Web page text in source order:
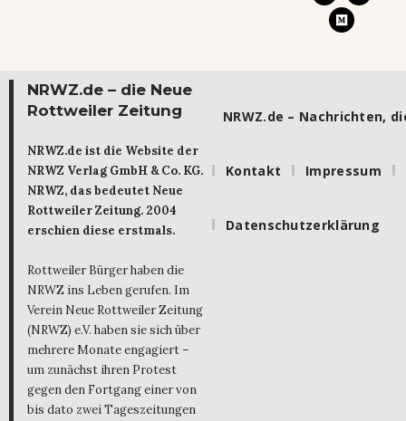
NRWZ.de – die Neue
Rottweiler Zeitung
NRWZ.de ist die Website der
NRWZ Verlag GmbH & Co. KG.
NRWZ, das bedeutet Neue
Rottweiler Zeitung. 2004
erschien diese erstmals.
Rottweiler Bürger haben die
NRWZ ins Leben gerufen. Im
Verein Neue Rottweiler Zeitung
(NRWZ) e.V. haben sie sich über
mehrere Monate engagiert –
um zunächst ihren Protest
gegen den Fortgang einer von
bis dato zwei Tageszeitungen
NRWZ.de – Nachrichten,
Kontakt Impressum
Datenschutzerklärung